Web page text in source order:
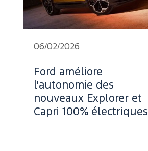
06/02/2026
Ford améliore
l'autonomie des
nouveaux Explorer et
Capri 100% électriques